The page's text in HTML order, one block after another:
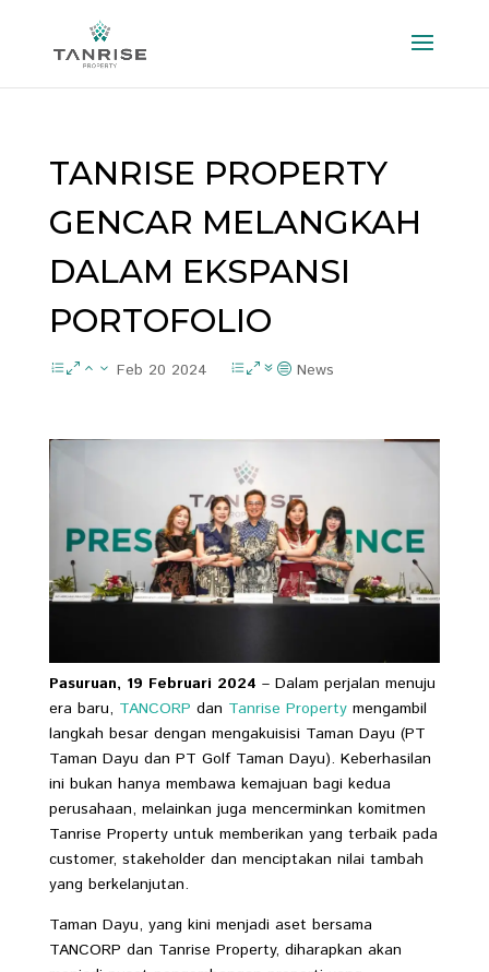
TANRISE PROPERTY
GENCAR MELANGKAH
DALAM EKSPANSI
PORTOFOLIO
Feb 20 2024 News
Pasuruan, 19 Februari 2024 – Dalam perjalan menuju
era baru, TANCORP dan Tanrise Propertymengambil
langkah besar dengan mengakuisisi Taman Dayu (PT
Taman Dayu dan PT Golf Taman Dayu). Keberhasilan
ini bukan hanya membawa kemajuan bagi kedua
perusahaan, melainkan juga mencerminkan komitmen
Tanrise Property untuk memberikan yang terbaik pada
customer, stakeholder dan menciptakan nilai tambah
yang berkelanjutan.
Taman Dayu, yang kini menjadi aset bersama
TANCORP dan Tanrise Property, diharapkan akan